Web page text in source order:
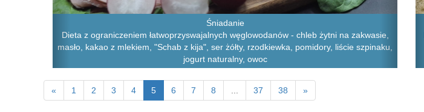
Śniadanie
Dieta z ograniczeniem łatwoprzyswajalnych węglowodanów - chleb żytni na zakwasie,
masło, kakao z mlekiem, "Schab z kija", ser żółty, rzodkiewka, pomidory, liście szpinaku,
jogurt naturalny, owoc
« 1 2 3 4 5 6 7 8 37 38 »